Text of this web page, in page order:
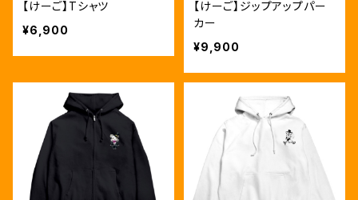
【けーご】Tシャツ
¥6,900
【けーご】ジップアップパー
カー
¥9,900